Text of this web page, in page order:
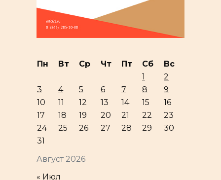
Август 2026
Пн Вт Ср Чт Пт Сб
Вс
1
2
3
4 5 6 7 8
9
10
11 12 13 14 15
16
17
18 19 20 21 22
23
24
25 26 27 28 29
30
31
« Июл